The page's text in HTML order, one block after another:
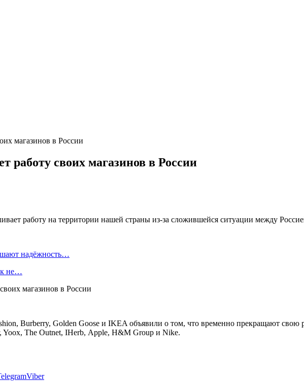
магазинов в России
работу своих магазинов в России
работу на территории нашей страны из-за сложившейся ситуации между
надёжность…
не…
Burberry, Golden Goose и IKEA объявили о том, что временно прекращают свою
The Outnet, IHerb, Apple, H&M Group и Nike.
Viber